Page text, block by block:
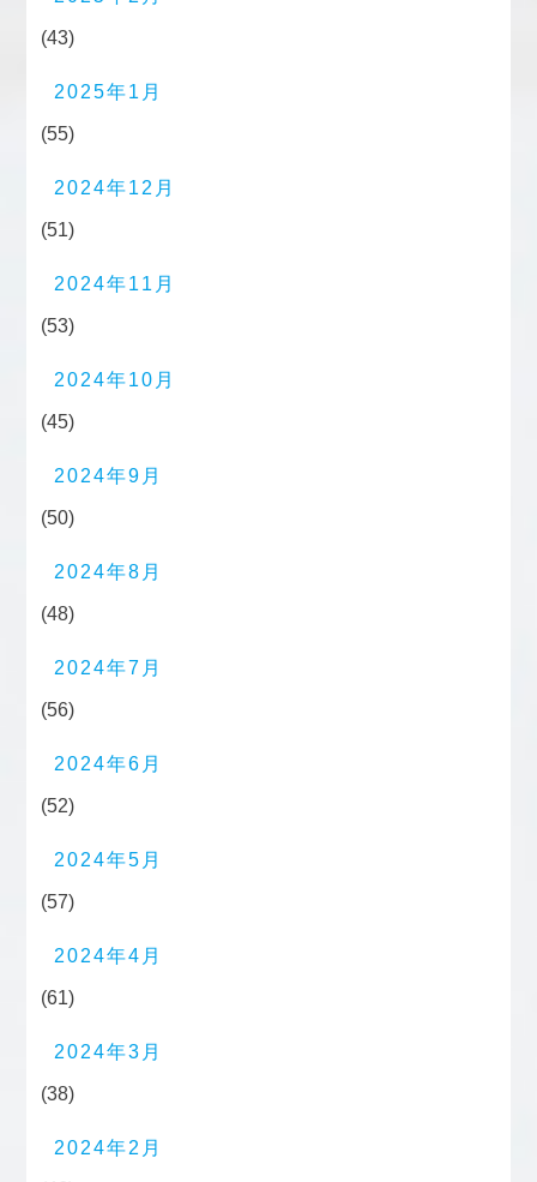
(43)
2025年1月
(55)
2024年12月
(51)
2024年11月
(53)
2024年10月
(45)
2024年9月
(50)
2024年8月
(48)
2024年7月
(56)
2024年6月
(52)
2024年5月
(57)
2024年4月
(61)
2024年3月
(38)
2024年2月